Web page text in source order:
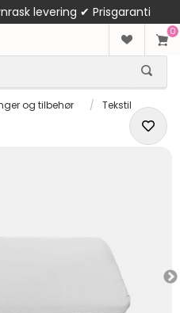
levering ✔ Prisgaranti
0
og tilbehør /
Tekstil